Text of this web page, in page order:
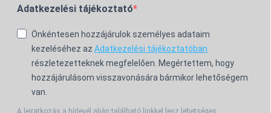
Adatkezelési tájékoztató
Önkéntesen hozzájárulok személyes adataim
kezeléséhez az Adatkezelési tájékoztatóban
részletezetteknek megfelelően. Megértettem, hogy
hozzájárulásom visszavonására bármikor lehetőségem
van.
A leiratkozás a hírlevél alján található linkkel lesz lehetséges.